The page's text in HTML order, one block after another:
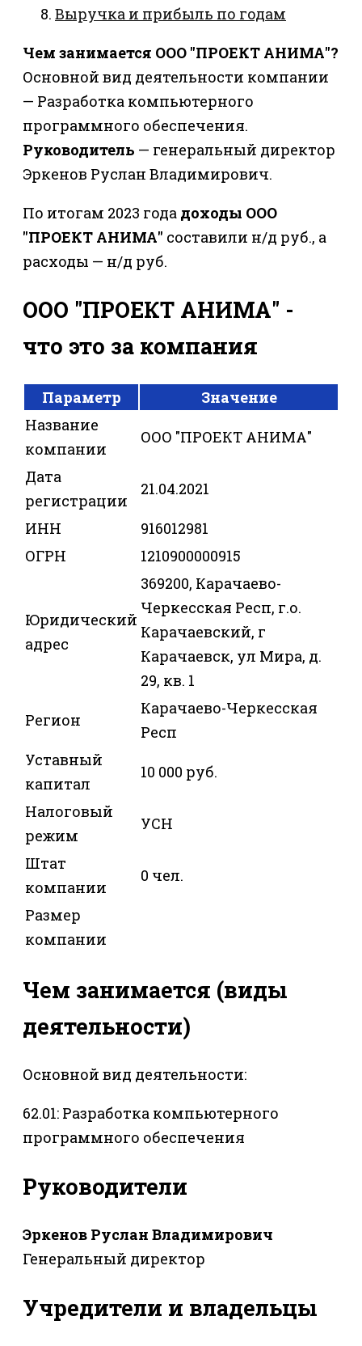
Выручка и прибыль по годам
Чем занимается ООО "ПРОЕКТ АНИМА"?
Основной вид деятельности компании
— Разработка компьютерного
программного обеспечения.
Руководитель — генеральный директор
Эркенов Руслан Владимирович.
По итогам 2023 года доходы ООО
"ПРОЕКТ АНИМА" составили н/д руб., а
расходы — н/д руб.
ООО "ПРОЕКТ АНИМА" -
что это за компания
Параметр
Значение
Название
компании
ООО "ПРОЕКТ АНИМА"
Дата
регистрации
21.04.2021
ИНН
916012981
ОГРН
1210900000915
Юридический
адрес
369200, Карачаево-
Черкесская Респ, г.о.
Карачаевский, г
Карачаевск, ул Мира, д.
29, кв. 1
Регион
Карачаево-Черкесская
Респ
Уставный
капитал
10 000 руб.
Налоговый
режим
УСН
Штат
компании
0 чел.
Размер
компании
Чем занимается (виды
деятельности)
Основной вид деятельности:
62.01: Разработка компьютерного
программного обеспечения
Руководители
Эркенов Руслан Владимирович
Генеральный директор
Учредители и владельцы